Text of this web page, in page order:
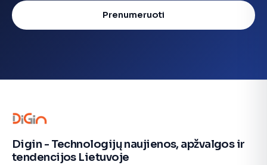
Prenumeruoti
Digin - Technologijų naujienos, apžvalgos ir
tendencijos Lietuvoje